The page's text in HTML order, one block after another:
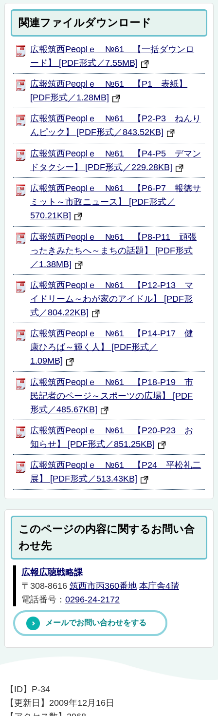
関連ファイルダウンロード
広報筑西Peoplｅ №61 【一括ダウンロ
ード】 [PDF形式／7.55MB]
広報筑西Peoplｅ №61 【P1 表紙】
[PDF形式／1.28MB]
広報筑西Peoplｅ №61 【P2-P3 ねんり
んピック】 [PDF形式／843.52KB]
広報筑西Peoplｅ №61 【P4-P5 デマン
ドタクシー】 [PDF形式／229.28KB]
広報筑西Peoplｅ №61 【P6-P7 報徳サ
ミット～市政ニュース】 [PDF形式／
570.21KB]
広報筑西Peoplｅ №61 【P8-P11 頑張
ったきみたちへ～まちの話題】 [PDF形式
／1.38MB]
広報筑西Peoplｅ №61 【P12-P13 マ
イドリーム～わが家のアイドル】 [PDF形
式／804.22KB]
広報筑西Peoplｅ №61 【P14-P17 健
康ひろば～輝く人】 [PDF形式／
1.09MB]
広報筑西Peoplｅ №61 【P18-P19 市
民記者のページ～スポーツの広場】 [PDF
形式／485.67KB]
広報筑西Peoplｅ №61 【P20-P23 お
知らせ】 [PDF形式／851.25KB]
広報筑西Peoplｅ №61 【P24 平松礼二
展】 [PDF形式／513.43KB]
このページの内容に関するお問い合
わせ先
広報広聴戦略課
〒308-8616 筑西市丙360番地 本庁舎4階
電話番号： 0296-24-2172
メールでお問い合わせをする
【ID】 P-34
【更新日】 2009年12月16日